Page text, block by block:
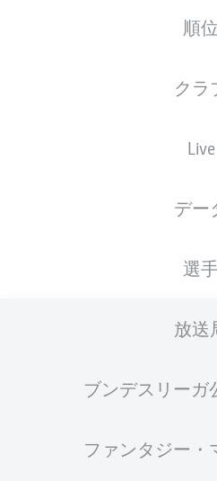
順位
クラ
Live
デー
選手
放送
ブンデスリーガ
ファンタジー・